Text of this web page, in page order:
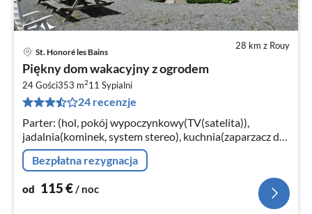
28 km z Rouy
St. Honoré les Bains
Piękny dom wakacyjny z ogrodem
24 Gości353 m211 Sypialni
24 recenzje
Parter: (hol, pokój wypoczynkowy(TV(satelita)),
jadalnia(kominek, system stereo), kuchnia(zaparzacz do
kawy, piekarnik, kuchenka mikrofalowa, kuchenka
mikrofalowa, zmywarka do nacz...
Bezpłatna rezygnacja
od 115€ / noc